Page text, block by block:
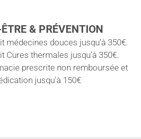
& PRÉVENTION
médecines douces jusqu’à 350€.
Cures thermales jusqu’à 350€.
prescrite non remboursée et
jusqu'à 150€